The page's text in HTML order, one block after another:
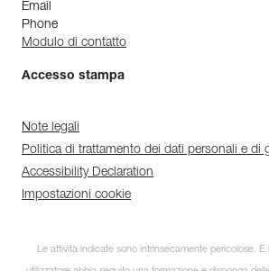
Email
Phone
Modulo di contatto
Accesso stampa
Note legali
Politica di trattamento dei dati personali e di
Accessibility Declaration
Impostazioni cookie
Le attività indicate sono intrinsecamente pericolose.